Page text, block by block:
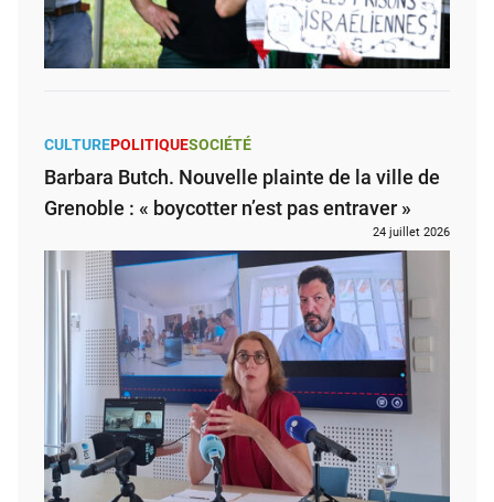
CULTUREPOLITIQUESOCIÉTÉ
Barbara Butch. Nouvelle plainte de la ville de
Grenoble : « boycotter n’est pas entraver »
24 juillet 2026